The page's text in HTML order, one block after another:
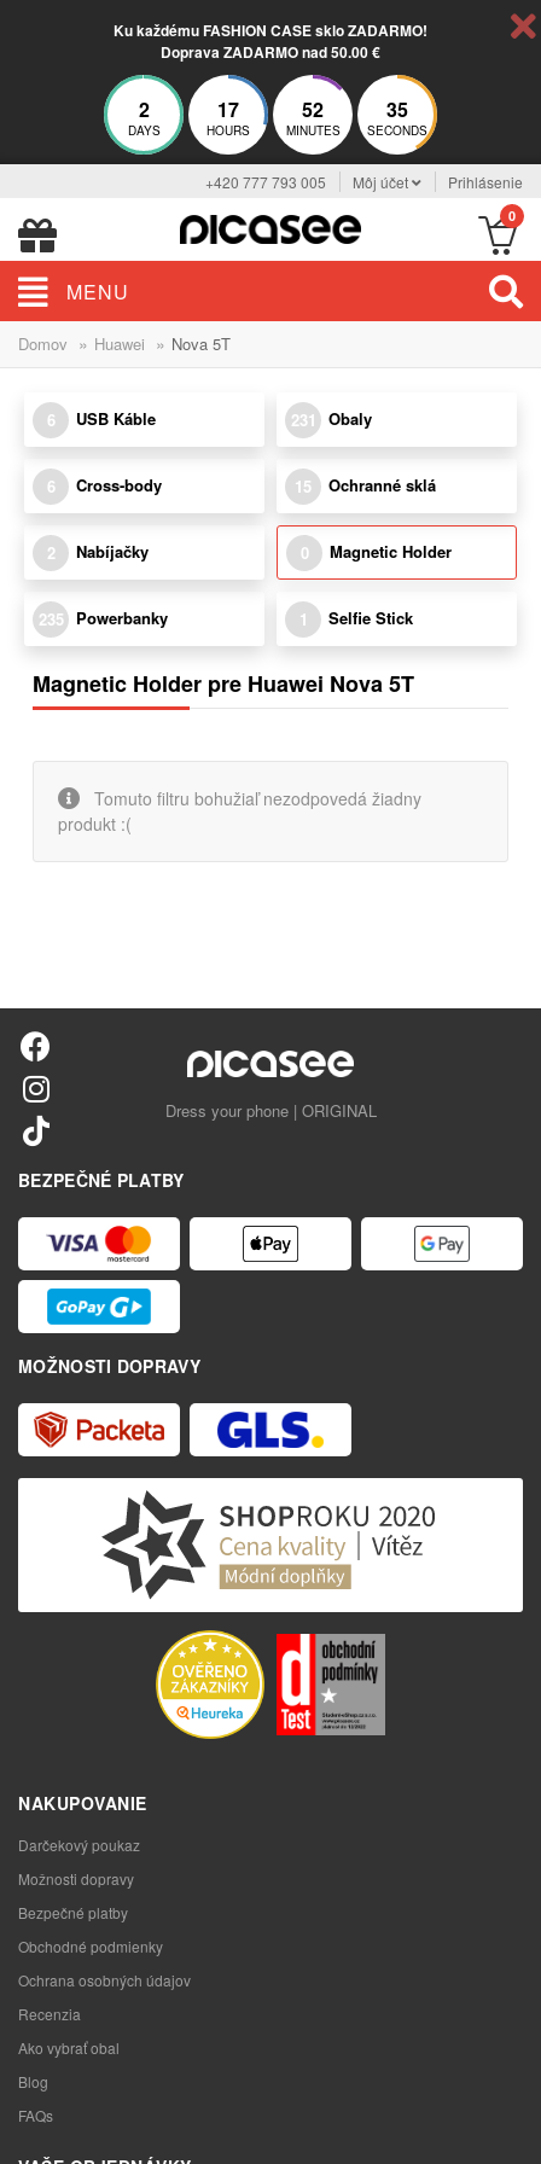
Ku každému FASHION CASE sklo ZADARMO!
Doprava ZADARMO nad 50.00 €
2
DAYS
17
HOURS
52
MINUTES
35
SECONDS
+420 777 793 005 Môj účet Prihlásenie
0
MENU
Domov » Huawei » Nova 5T
6 USB Káble 231 Obaly
6 Cross-body 15 Ochranné sklá
2 Nabíjačky 0 Magnetic Holder
235 Powerbanky 1 Selfie Stick
Magnetic Holder pre Huawei Nova 5T
Tomuto filtru bohužiaľ nezodpovedá žiadny
produkt :(
Dress your phone | ORIGINAL
BEZPEČNÉ PLATBY
MOŽNOSTI DOPRAVY
NAKUPOVANIE
Darčekový poukaz
Možnosti dopravy
Bezpečné platby
Obchodné podmienky
Ochrana osobných údajov
Recenzia
Ako vybrať obal
Blog
FAQs